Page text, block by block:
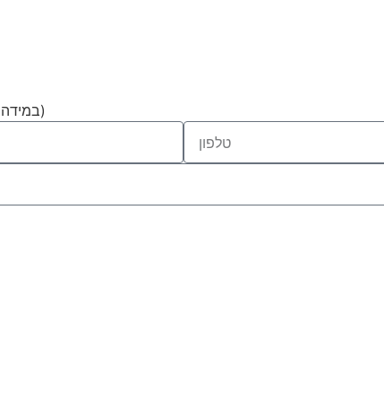
(במידה ולא קבלת מייל יש לבדוק בתיקיית הספאם ולציין כי התוכן איננו ספאם)